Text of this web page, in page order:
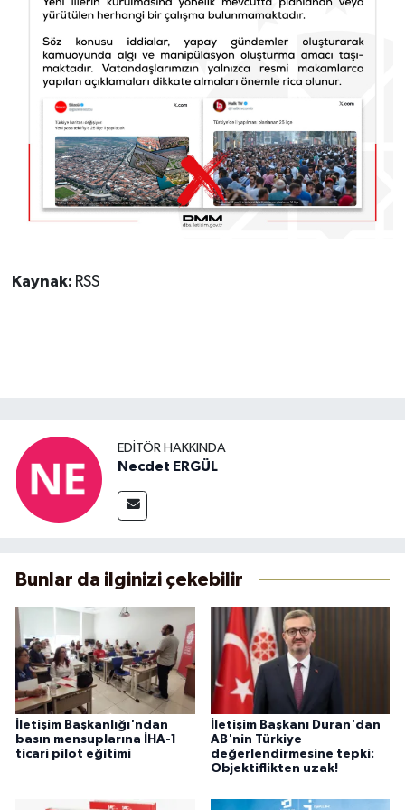
Kaynak: RSS
EDITÖR HAKKINDA
Necdet ERGÜL
Bunlar da ilginizi çekebilir
İletişim Başkanlığı'ndan
basın mensuplarına İHA-1
ticari pilot eğitimi
İletişim Başkanı Duran'dan
AB'nin Türkiye
değerlendirmesine tepki:
Objektiflikten uzak!